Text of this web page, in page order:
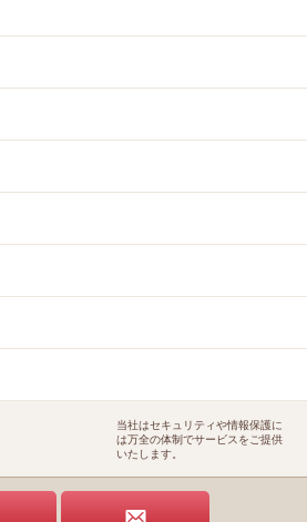
当社はセキュリティや情報保護に
は万全の体制でサービスをご提供
いたします。
結婚相談ビジネス開業支援